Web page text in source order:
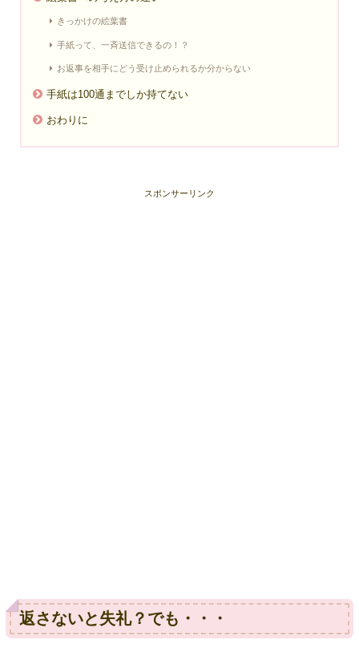
きっかけの絵葉書
手紙って、一斉送信できるの！？
お返事を相手にどう受け止められるか分からない
手紙は100通までしか持てない
おわりに
スポンサーリンク
返さないと失礼？でも・・・